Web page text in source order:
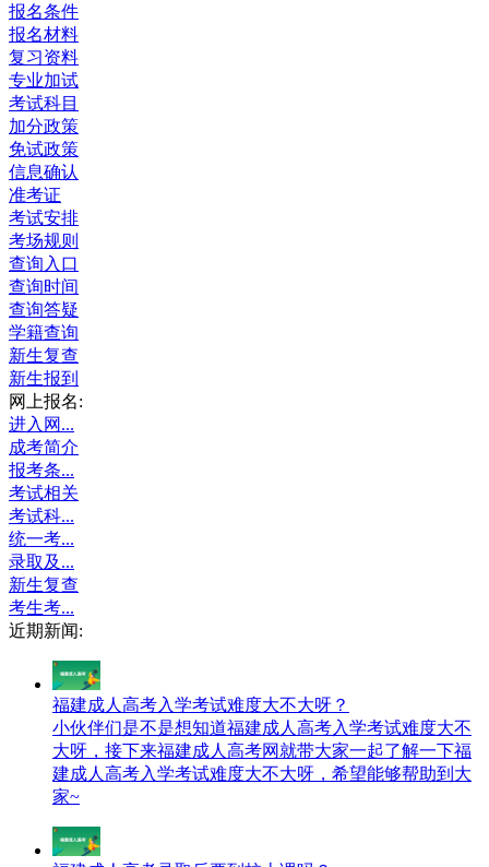
报名条件
报名材料
复习资料
专业加试
考试科目
加分政策
免试政策
信息确认
准考证
考试安排
考场规则
查询入口
查询时间
查询答疑
学籍查询
新生复查
新生报到
网上报名:
进入网...
成考简介
报考条...
考试相关
考试科...
统一考...
录取及...
新生复查
考生考...
近期新闻:
福建成人高考入学考试难度大不大呀？
小伙伴们是不是想知道福建成人高考入学考试难度大不
大呀，接下来福建成人高考网就带大家一起了解一下福
建成人高考入学考试难度大不大呀，希望能够帮助到大
家~